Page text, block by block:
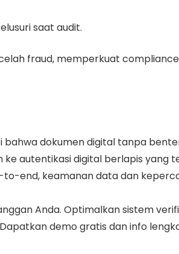
saat audit.
fraud, memperkuat
dokumen digital tanpa
ke autentikasi digital berlapis
to-end, keamanan data dan
Anda. Optimalkan sistem
demo gratis dan info